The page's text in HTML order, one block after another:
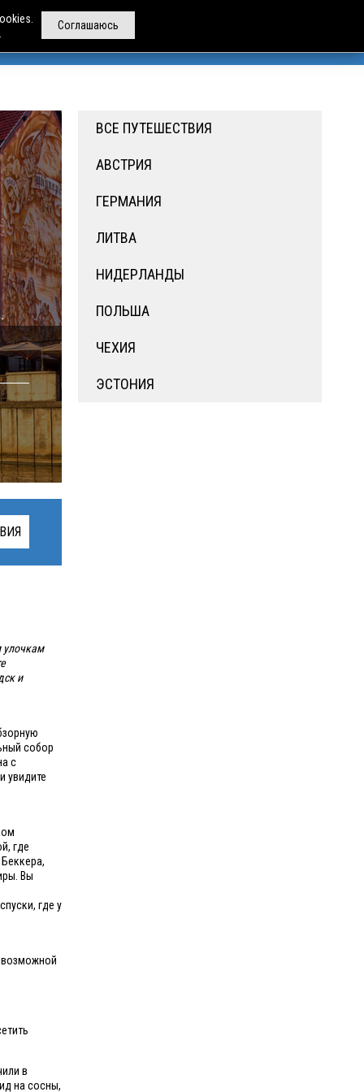
АВТОБУСОВ
улочкам
и
собор
с
увидите
где
Вы
где у
в
на сосны,
ВСЕ ПУТЕШЕСТВИЯ
АВСТРИЯ
ГЕРМАНИЯ
ЛИТВА
НИДЕРЛАНДЫ
ПОЛЬША
ЧЕХИЯ
ЭСТОНИЯ
Соглашаюсь